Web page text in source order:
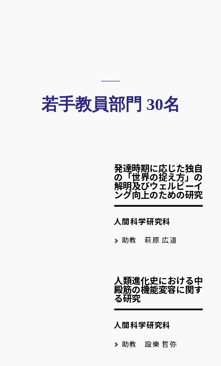
若手教員部門 30名
発達時期に応じた独自
の「世界の捉え方」の
解明及びウェルビーイ
ング向上のための研究
人間科学研究科
助教 萩原 広道
人類進化史における中
殿筋の機能変容に関す
る研究
人間科学研究科
助教 設樂 哲弥